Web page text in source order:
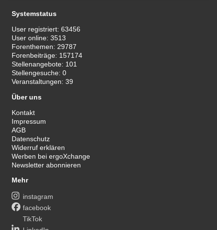
Systemstatus
User registriert:63456
User online:3513
Forenthemen: 29787
Forenbeiträge: 157174
Stellenangebote: 101
Stellengesuche:0
Veranstaltungen:39
Über uns
Kontakt
Impressum
AGB
Datenschutz
Widerruf erklären
Werben bei ergoXchange
Newsletter abonnieren
Mehr
instagram
facebook
TikTok